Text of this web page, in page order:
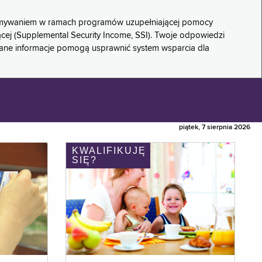
w ramach programów uzupełniającej pomocy
(Supplemental Security Income, SSI). Twoje odpowiedzi
informacje pomogą usprawnić system wsparcia dla
piątek, 7 sierpnia 2026
KWALIFIKUJĘ
SIĘ?